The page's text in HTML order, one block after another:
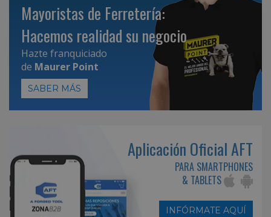
Mayoristas de Ferretería:
Hacemos realidad su negocio
Hazte franquiciado
de Maurer Point
SABER MÁS
Aplicación Oficial AFT
PARA SMARTPHONES
& TABLETS
INFÓRMATE AQUÍ